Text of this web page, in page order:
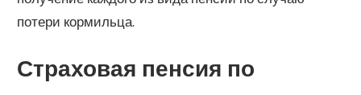
потери кормильца.
Страховая пенсия по